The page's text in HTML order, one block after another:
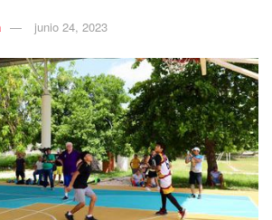
junio 24, 2023